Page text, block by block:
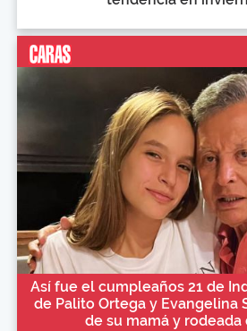
Así fue el cumpleaños 21 de
de Palito Ortega y Evangelina
de su mamá y rodeada